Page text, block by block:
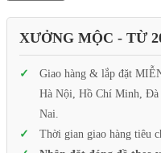
XƯỞNG MỘC - TỪ
Giao hàng & lắp đặt
Hà Nội, Hồ Chí Minh, Đà
Nai.
Thời gian giao hàng tiêu